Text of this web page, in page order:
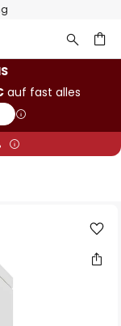
auf fast alles